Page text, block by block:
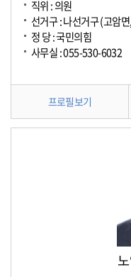
직위 : 의원
선거구 : 나선거구 (고암
정 당 : 국민의힘
사무실 : 055-530-6032
프로필보기